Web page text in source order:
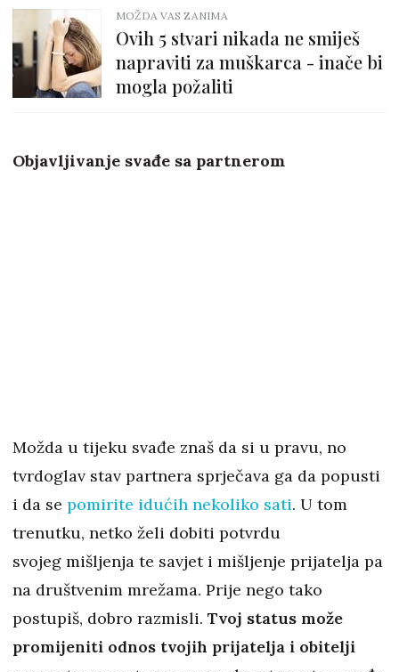
MOŽDA VAS ZANIMA
Ovih 5 stvari nikada ne smiješ
napraviti za muškarca - inače bi
mogla požaliti
Objavljivanje svađe sa partnerom
Možda u tijeku svađe znaš da si u pravu, no
tvrdoglav stav partnera sprječava ga da popusti
i da se pomirite idućih nekoliko sati. U tom
trenutku, netko želi dobiti potvrdu
svojeg mišljenja te savjet i mišljenje prijatelja pa
na društvenim mrežama. Prije nego tako
postupiš, dobro razmisli. Tvoj status može
promijeniti odnos tvojih prijatelja i obitelji